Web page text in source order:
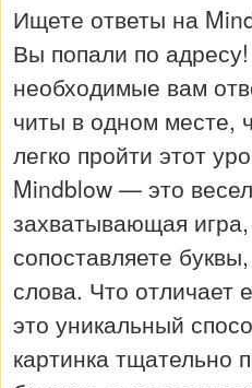
Ищете ответы на
Вы попали по
необходимые вам
читы в одном месте,
легко пройти этот
Mindblow — это
захватывающая
сопоставляете
слова. Что отличает
это уникальный
картинка тщательно